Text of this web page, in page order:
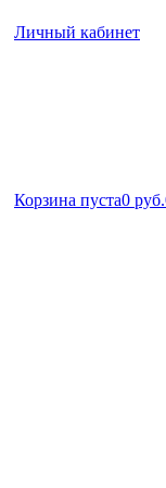
Личный кабинет
Корзина пуста0 руб.